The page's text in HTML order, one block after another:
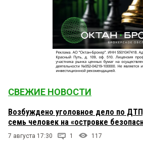
СВЕЖИЕ НОВОСТИ
Возбуждено уголовное дело по
семь человек на «островке
7 августа 17:30 1 117